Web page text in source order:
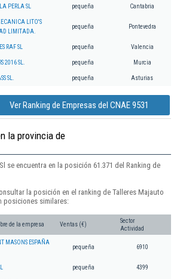
PERLA SL pequeña Cantabria
LITO'S
LIMITADA.
pequeña Pontevedra
RAF SL pequeña Valencia
2016 SL. pequeña Murcia
SL. pequeña Asturias
Ver Ranking de Empresas del CNAE 9531
la provincia de
se encuentra en la posición 61.371 del Ranking de
la posición en el ranking de Talleres Majauto
posiciones similares:
de la empresa Ventas (€)
Sector
Actividad
MASONS ESPAÑA
pequeña 6910
pequeña 4399